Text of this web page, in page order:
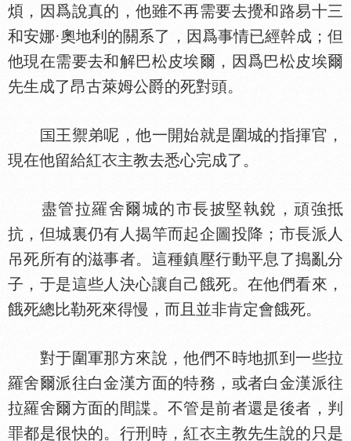
煩，因爲說真的，他雖不再需要去攪和路易十三
和安娜·奧地利的關系了，因爲事情已經幹成；但
他現在需要去和解巴松皮埃爾，因爲巴松皮埃爾
先生成了昂古萊姆公爵的死對頭。
王禦弟呢，他一開始就是圍城的指揮官，
現在他留給紅
主教去悉心完成了。
盡管拉羅舍爾城的市長披堅執銳，頑強抵
抗，但城裏仍有人揭竿而起企圖投降；市長派人
吊死所有的滋事者。這種鎮壓行動平息了搗亂分
子，于是這些人決心讓自己餓死。在他們看來，
餓死總比勒死來得慢，而且並非肯定會餓死。
對于圍軍那方來說，他們不時地抓到一些拉
羅舍爾派往白金漢方面的特務，或者白金漢派往
拉羅舍爾方面的間諜。不管是前者還是後者，判
罪都是很快的。行刑時，紅
主教先生說的只是